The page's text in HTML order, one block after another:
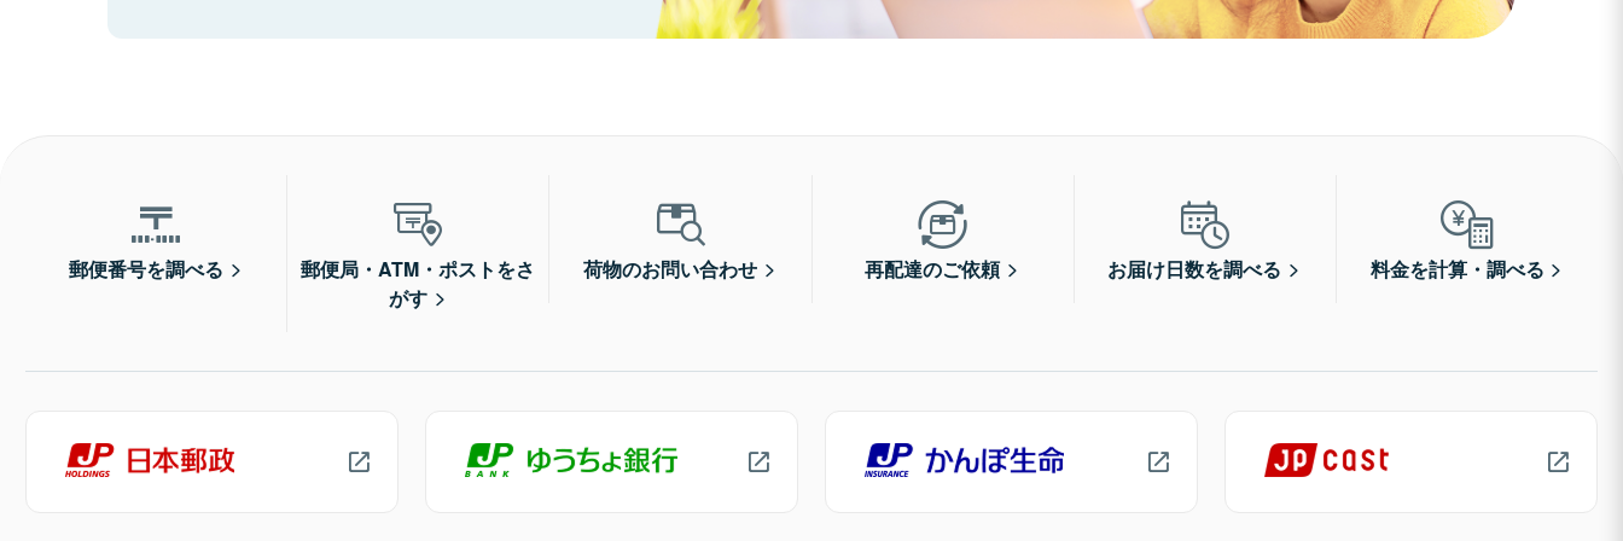
郵便番号を調べる
郵便局・ATM・ポストをさ
がす
荷物のお問い合わせ 再配達のご依頼 お届け日数を調べる 料金を計算・調べる